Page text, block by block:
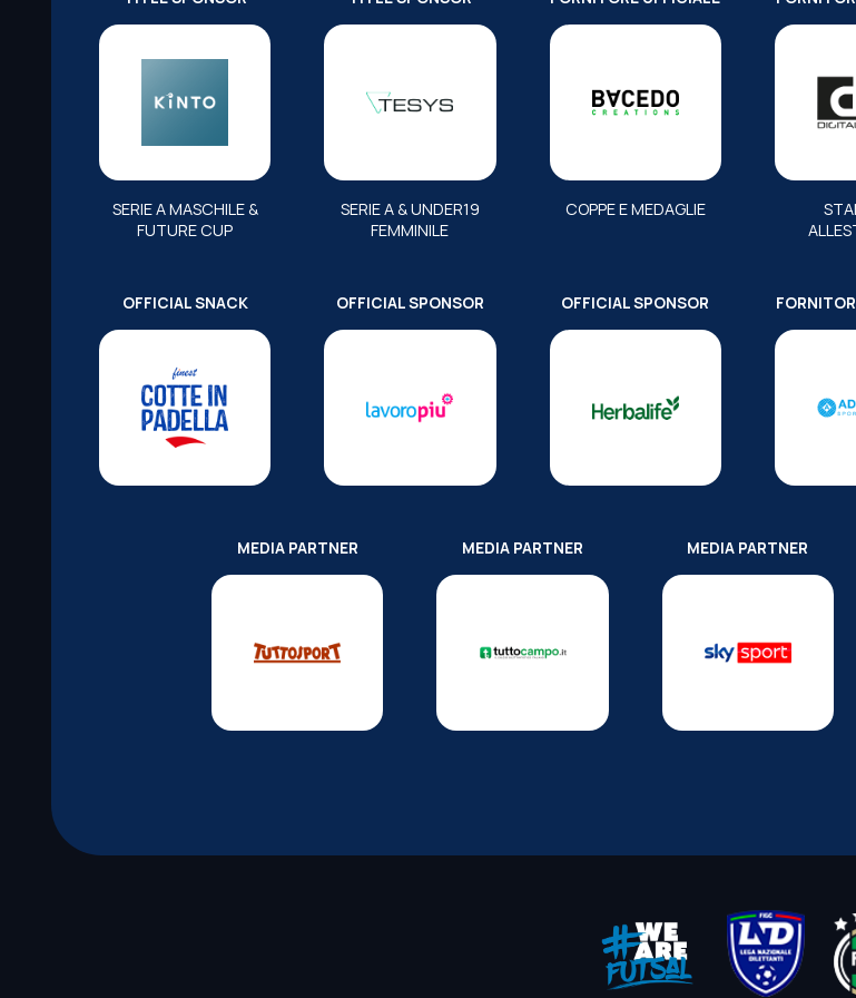
SERIE A MASCHILE &
FUTURE CUP
SERIE A & UNDER19
FEMMINILE
COPPE E MEDAGLIE
OFFICIAL SNACK OFFICIAL SPONSOR OFFICIAL SPONSOR
MEDIA PARTNER MEDIA PARTNER MEDIA PARTNER